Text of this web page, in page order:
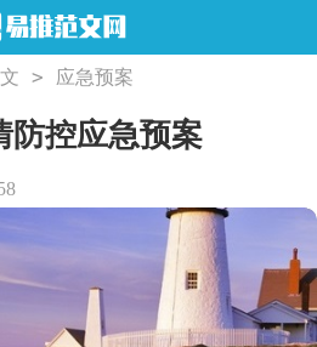
> 应急预案
防控应急预案